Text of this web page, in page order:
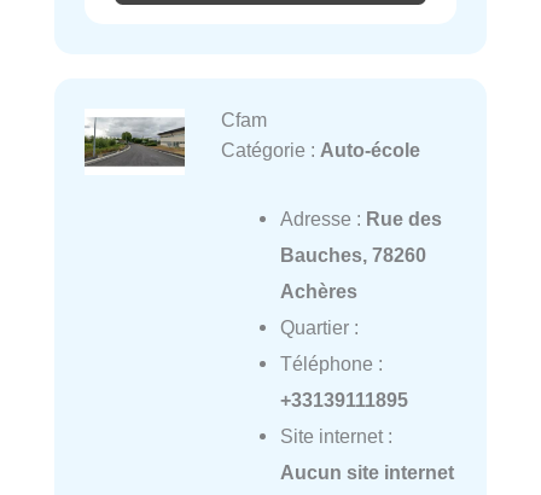
Cfam
Catégorie : Auto-école
Adresse : Rue des
Bauches, 78260
Achères
Quartier :
Téléphone :
+33139111895
Site internet :
Aucun site internet